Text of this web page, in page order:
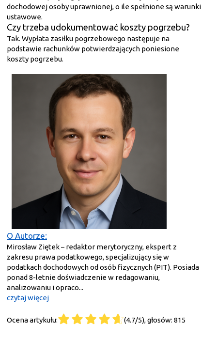
dochodowej osoby uprawnionej, o ile spełnione są warunki
ustawowe.
Czy trzeba udokumentować koszty pogrzebu?
Tak. Wypłata zasiłku pogrzebowego następuje na
podstawie rachunków potwierdzających poniesione
koszty pogrzebu.
O Autorze:
Mirosław Ziętek – redaktor merytoryczny, ekspert z
zakresu prawa podatkowego, specjalizujący się w
podatkach dochodowych od osób fizycznych (PIT). Posiada
ponad 8-letnie doświadczenie w redagowaniu,
analizowaniu i opraco...
czytaj więcej
Ocena artykułu: (4.7/5), głosów: 815